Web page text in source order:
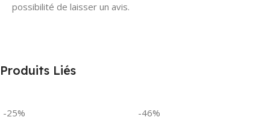
possibilité de laisser un avis.
Produits Liés
-25% -46%